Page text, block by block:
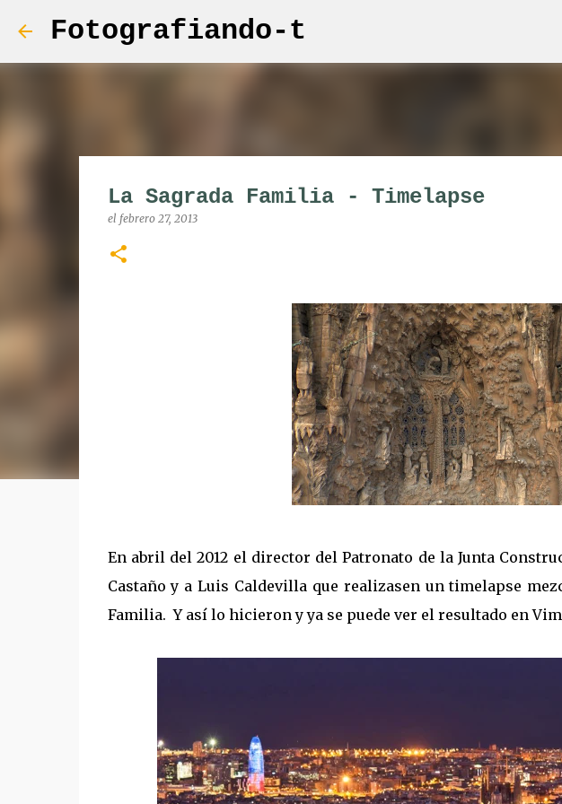
Fotografiando-t
La Sagrada Familia - Timelapse
el febrero 27, 2013
En abril del 2012 el director del Patronato de la Junta
Castaño y a Luis Caldevilla que realizasen un timelapse
Familia. Y así lo hicieron y ya se puede ver el resultado en